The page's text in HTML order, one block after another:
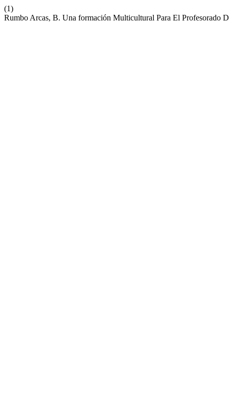
(1)
Rumbo Arcas, B. Una formación Multicultural Para El Profesorado